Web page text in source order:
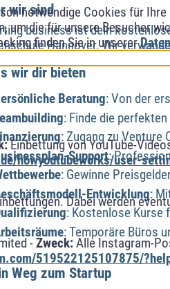
notwendige Cookies für
um die für unsere Besucher
finden Sie in unserer
Einbettung von YouTube-
howyoutubeworks/user-
Dabei werden
-Zweck:Alle Instagram-
519522125107875/
wir sind
business ist dein
Hannover. Wir
wir dir bieten
Beratung: Von der
: Finde die
: Zugang zu Venture
Support:
: Gewinne
Entwicklung:
: Kostenlose Kurse
: Temporäre Büros
Weg zum Startup